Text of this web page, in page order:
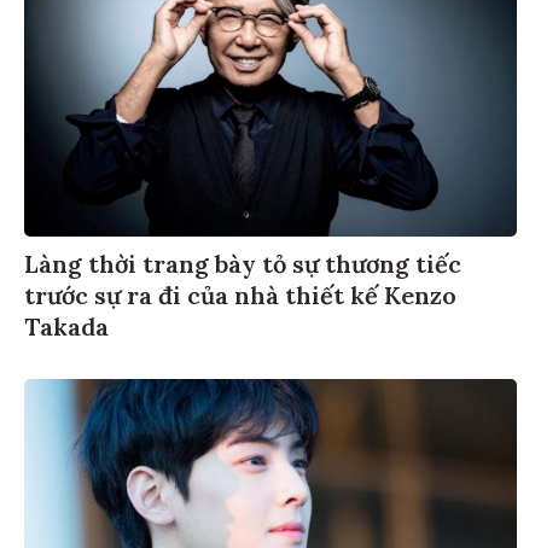
Làng thời trang bày tỏ sự thương tiếc
trước sự ra đi của nhà thiết kế Kenzo
Takada